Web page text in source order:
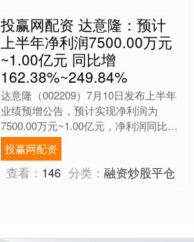
投赢网配资 达意隆：预计
上半年净利润7500.00万元
~1.00亿元 同比增
162.38%~249.84%
达意隆（002209）7月10日发布上半年
业绩预增公告，预计实现净利润为
7500.00万元~1.00亿元，净利润同比增
长162.38%~249.84%。 证券时....
投赢网配资
查看： 146 分类：融资炒股平仓